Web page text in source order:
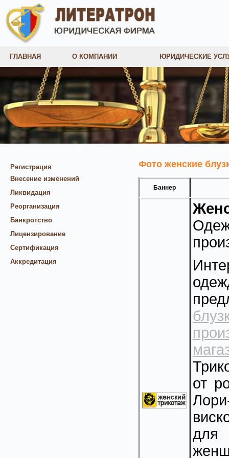
ГЛАВНАЯ О КОМПАНИИ ЮРИДИЧЕСКИЕ
Регистрация
Внесение изменений
Ликвидация
Реорганизация
Банкротство
Лицензирование
Сертификация
Аккредитация
Фото женские
Баннер
от
для